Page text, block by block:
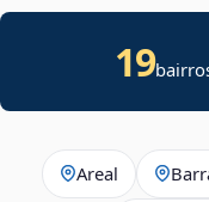
19
Areal